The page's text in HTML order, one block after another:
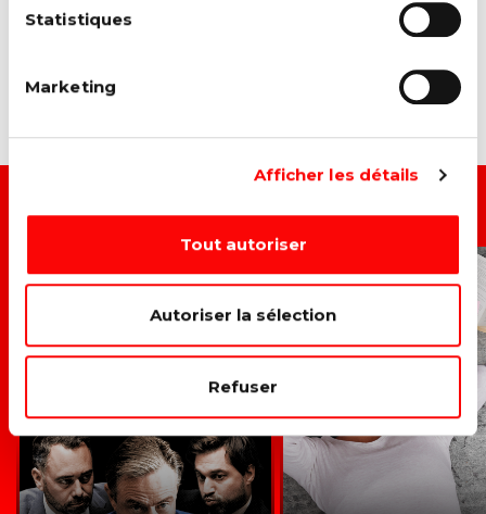
Statistiques
Marketing
Afficher les détails
Tout autoriser
Autoriser la sélection
Refuser
L'ÉNERGIE N'EST PAS
CONTRE
L'AUGMENTATION
MINERVAL